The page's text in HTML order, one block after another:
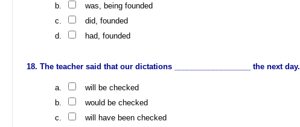
was, being founded
did, founded
had, founded
The teacher said that our dictations __________________ the next day.
will be checked
would be checked
will have been checked